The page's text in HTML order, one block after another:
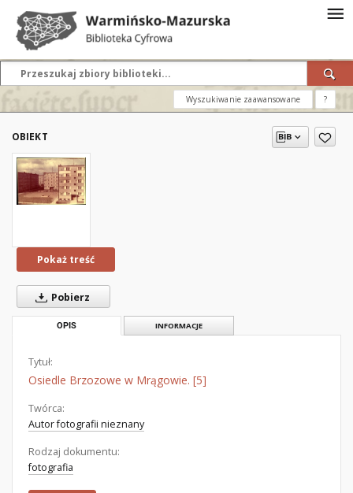
Wyszukiwanie zaawansowane ?
OBIEKT
Pokaż treść
Pobierz
OPIS INFORMACJE
Tytuł:
Osiedle Brzozowe w Mrągowie. [5]
Twórca:
Autor fotografii nieznany
Rodzaj dokumentu:
fotografia